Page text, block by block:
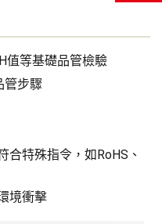
值等基礎品管檢驗
管步驟
合特殊指令，如RoHS、
境衝擊